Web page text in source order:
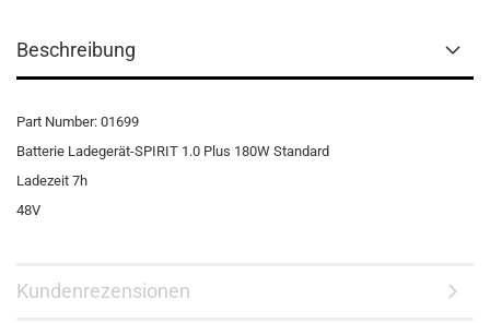
Beschreibung
Part Number: 01699
Batterie Ladegerät-SPIRIT 1.0 Plus 180W Standard
Ladezeit 7h
48V
Kundenrezensionen